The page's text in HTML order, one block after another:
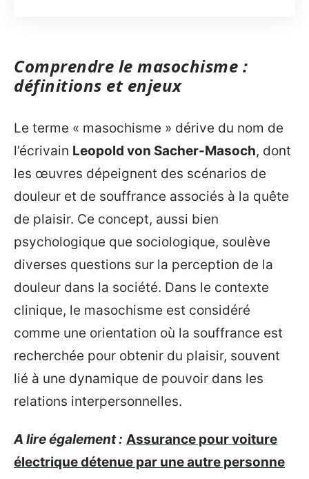
Comprendre le masochisme :
définitions et enjeux
Le terme « masochisme » dérive du nom de
l’écrivain Leopold von Sacher-Masoch, dont
les œuvres dépeignent des scénarios de
douleur et de souffrance associés à la quête
de plaisir. Ce concept, aussi bien
psychologique que sociologique, soulève
diverses questions sur la perception de la
douleur dans la société. Dans le contexte
clinique, le masochisme est considéré
comme une orientation où la souffrance est
recherchée pour obtenir du plaisir, souvent
lié à une dynamique de pouvoir dans les
relations interpersonnelles.
A lire également : Assurance pour voiture
électrique détenue par une autre personne